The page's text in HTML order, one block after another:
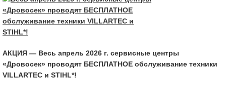
АКЦИЯ — Весь апрель 2026 г. сервисные центры
«Дровосек» проводят БЕСПЛАТНОЕ обслуживание техники
VILLARTEC и STIHL*!